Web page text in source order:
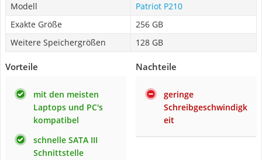
Modell
Patriot P210
Exakte Größe
256 GB
Weitere Speichergrößen
128 GB
Vorteile
mit den meisten
Laptops und PC's
kompatibel
schnelle SATA III
Schnittstelle
Nachteile
geringe
Schreibgeschwindigk
eit